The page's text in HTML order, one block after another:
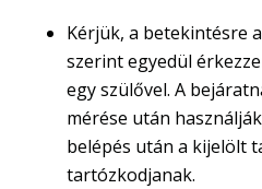
Kérjük, a betekintésre
szerint egyedül
egy szülővel. A
mérése után
belépés után a kijelölt
tartózkodjanak.